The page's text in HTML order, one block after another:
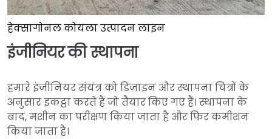
हेक्सागोनल कोयला उत्पादन लाइन
इंजीनियर की स्थापना
हमारे इंजीनियर संयंत्र को डिज़ाइन और स्थापना चित्रों के
अनुसार इकट्ठा करते हैं जो तैयार किए गए हैं। स्थापना के
बाद, मशीन का परीक्षण किया जाता है और फिर कमीशन
किया जाता है।